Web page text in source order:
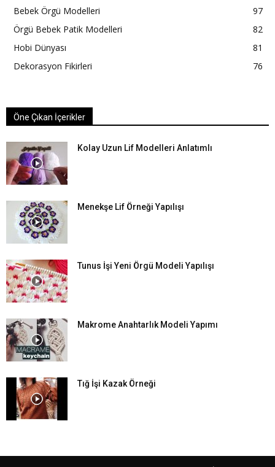
Bebek Örgü Modelleri
97
Örgü Bebek Patik Modelleri
82
Hobi Dünyası
81
Dekorasyon Fikirleri
76
Öne Çıkan İçerikler
Kolay Uzun Lif Modelleri Anlatımlı
Menekşe Lif Örneği Yapılışı
Tunus İşi Yeni Örgü Modeli Yapılışı
Makrome Anahtarlık Modeli Yapımı
Tığ İşi Kazak Örneği